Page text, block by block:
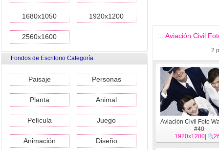
1680x1050 1920x1200
2560x1600
Fondos de Escritorio Categoría
Paisaje Personas
Planta Animal
Película Juego
Animación Diseño
::: Aviación Civil
2
Aviación Civil Foto
#40
1920x1200